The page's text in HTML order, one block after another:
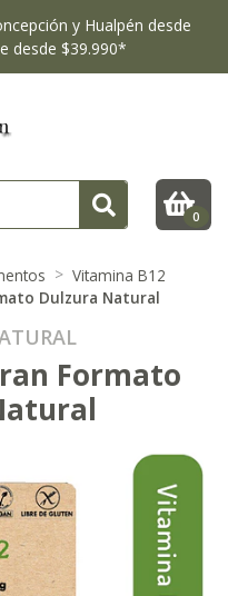
y Hualpén desde
desde $39.990*
0
Vitamina B12
Dulzura Natural
Formato